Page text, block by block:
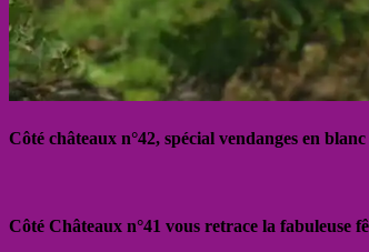
Côté châteaux n°42, spécial vendanges en
Côté Châteaux n°41 vous retrace la fabuleuse